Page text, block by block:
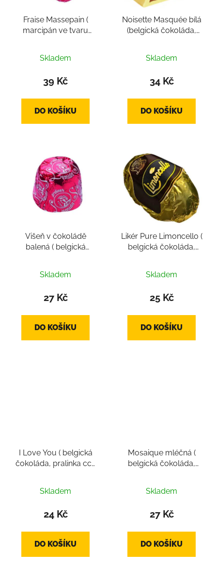
Fraise Massepain (
marcipán ve tvaru
Skladem
39 Kč
DO KOŠÍKU
Noisette Masquée bílá
(belgická čokoláda,
Skladem
34 Kč
DO KOŠÍKU
Višeň v čokoládě
balená ( belgická
hodnocení
produktu
z
Skladem
27 Kč
DO KOŠÍKU
Likér Pure Limoncello (
belgická čokoláda,
Skladem
25 Kč
DO KOŠÍKU
I Love You ( belgická
čokoláda, pralinka cca
Skladem
24 Kč
DO KOŠÍKU
Mosaique mléčná (
belgická čokoláda,
Skladem
27 Kč
DO KOŠÍKU